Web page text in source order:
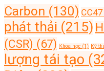
Carbon (130) CC47
phát thải (215)
(CSR) (67) Khoa học (1) Kỹ
lượng tái tạo